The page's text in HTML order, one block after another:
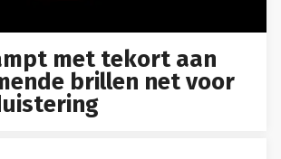
met tekort aan
brillen net voor